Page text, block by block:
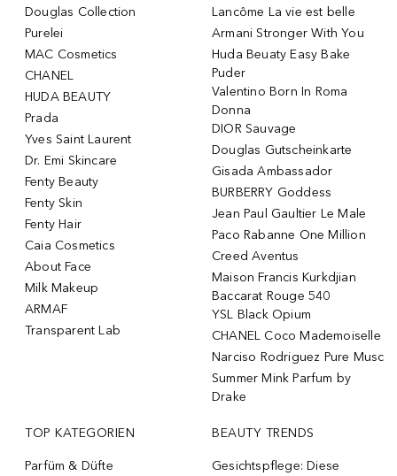
Douglas Collection
Purelei
MAC Cosmetics
CHANEL
HUDA BEAUTY
Prada
Yves Saint Laurent
Dr. Emi Skincare
Fenty Beauty
Fenty Skin
Fenty Hair
Caia Cosmetics
About Face
Milk Makeup
ARMAF
Transparent Lab
Lancôme La vie est belle
Armani Stronger With You
Huda Beuaty Easy Bake
Puder
Valentino Born In Roma
Donna
DIOR Sauvage
Douglas Gutscheinkarte
Gisada Ambassador
BURBERRY Goddess
Jean Paul Gaultier Le Male
Paco Rabanne One Million
Creed Aventus
Maison Francis Kurkdjian
Baccarat Rouge 540
YSL Black Opium
CHANEL Coco Mademoiselle
Narciso Rodriguez Pure Musc
Summer Mink Parfum by
Drake
TOP KATEGORIEN
Parfüm & Düfte
BEAUTY TRENDS
Gesichtspflege: Diese